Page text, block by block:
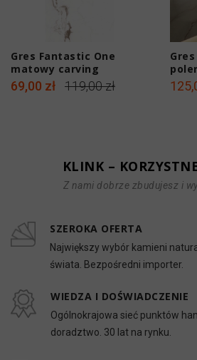
Gres Fantastic One
matowy carving
120x60x0,9 cm
69,00 zł 119,00 zł
KLINK –
Z nami dobrze zbudujesz i
SZEROKA OFERTA
Największy wybór kamieni
świata. Bezpośredni importer.
WIEDZA I DOŚWIADCZENIE
Ogólnokrajowa sieć punktów
doradztwo. 30 lat na rynku.